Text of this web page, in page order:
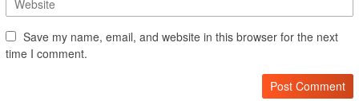
Save my name, email, and website in this browser for the next
time I comment.